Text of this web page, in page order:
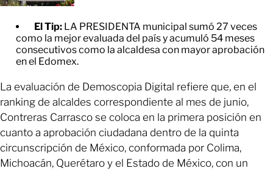
El Tip: LA PRESIDENTA municipal sumó 27 veces
como la mejor evaluada del país y acumuló 54 meses
consecutivos como la alcaldesa con mayor aprobación
en el Edomex.
La evaluación de Demoscopia Digital refiere que, en el
ranking de alcaldes correspondiente al mes de junio,
Contreras Carrasco se coloca en la primera posición en
cuanto a aprobación ciudadana dentro de la quinta
circunscripción de México, conformada por Colima,
Michoacán, Querétaro y el Estado de México, con un